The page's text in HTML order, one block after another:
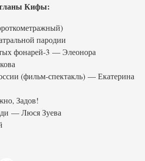
Кифы:
пародии
фонарей-3 — Элеонора
(фильм-спектакль) — Екатерина
Задов!
— Люся Зуева